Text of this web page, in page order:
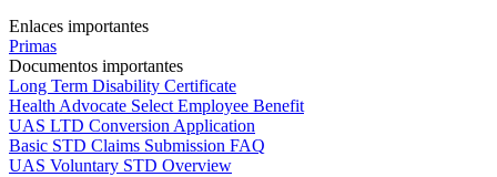
Enlaces importantes
Primas
Documentos importantes
Long Term Disability Certificate
Health Advocate Select Employee Benefit
UAS LTD Conversion Application
Basic STD Claims Submission FAQ
UAS Voluntary STD Overview